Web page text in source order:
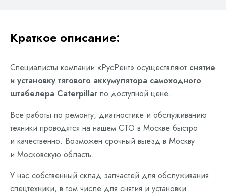
Краткое описание:
Специалисты компании «РусРент» осуществляют снятие
и установку тягового аккумулятора самоходного
штабелера Caterpillar по доступной цене.
Все работы по ремонту, диагностике и обслуживанию
техники проводятся на нашем СТО в Москве быстро
и качественно. Возможен срочный выезд в Москву
и Московскую область.
У нас собственный склад запчастей для обслуживания
спецтехники, в том числе для снятия и установки